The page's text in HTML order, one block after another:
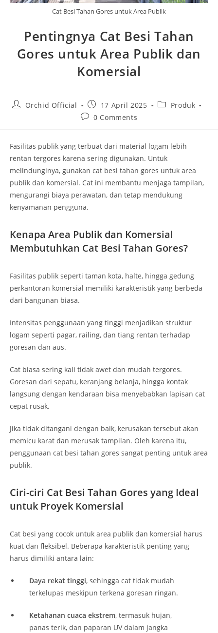
Cat Besi Tahan Gores untuk Area Publik
Pentingnya Cat Besi Tahan
Gores untuk Area Publik dan
Komersial
PostOrchid Official
Post
published:
17 April 2025
PostProduk
Post0 Comments
Fasilitas publik yang terbuat dari material logam lebih
rentan tergores karena sering digunakan. Untuk
melindunginya, gunakan cat besi tahan gores untuk area
publik dan komersial. Cat ini membantu menjaga tampilan,
mengurangi biaya perawatan, dan tetap mendukung
kenyamanan pengguna.
Kenapa Area Publik dan Komersial
Membutuhkan Cat Besi Tahan Gores?
Fasilitas publik seperti taman kota, halte, hingga gedung
perkantoran komersial memiliki karakteristik yang berbeda
dari bangunan biasa.
Intensitas penggunaan yang tinggi menjadikan struktur
logam seperti pagar, railing, dan tiang rentan terhadap
goresan dan aus.
Cat biasa sering kali tidak awet dan mudah tergores.
Goresan dari sepatu, keranjang belanja, hingga kontak
langsung dengan kendaraan bisa menyebabkan lapisan cat
cepat rusak.
Jika tidak ditangani dengan baik, kerusakan tersebut akan
memicu karat dan merusak tampilan. Oleh karena itu,
penggunaan cat besi tahan gores sangat penting untuk area
publik.
Ciri-ciri Cat Besi Tahan Gores yang Ideal
untuk Proyek Komersial
Cat besi yang cocok untuk area publik dan komersial harus
kuat dan fleksibel. Beberapa karakteristik penting yang
harus dimiliki antara lain:
Daya rekat tinggi, sehingga cat tidak mudah
terkelupas meskipun terkena goresan ringan.
Ketahanan cuaca ekstrem, termasuk hujan,
panas terik, dan paparan UV dalam jangka